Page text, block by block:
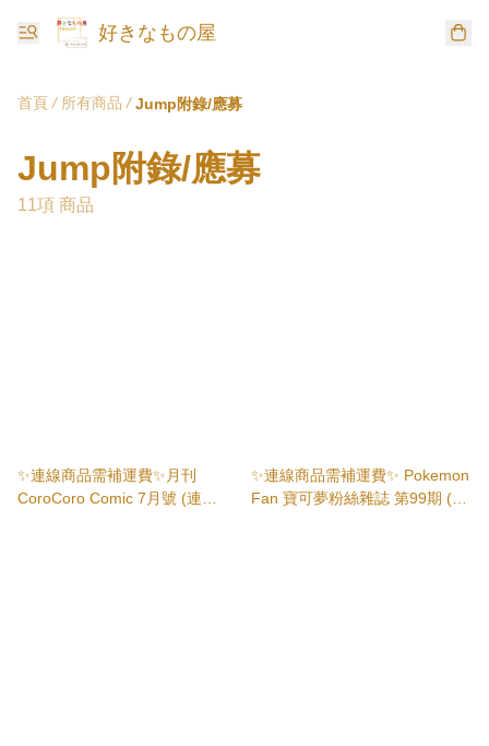
好きなもの屋
首頁 / 所有商品 / Jump附錄/應募
Jump附錄/應募
11項 商品
✨連線商品需補運費✨月刊
CoroCoro Comic 7月號 (連
✨連線商品需補運費✨ Pokemon
Fan 寶可夢粉絲雜誌 第99期 (連